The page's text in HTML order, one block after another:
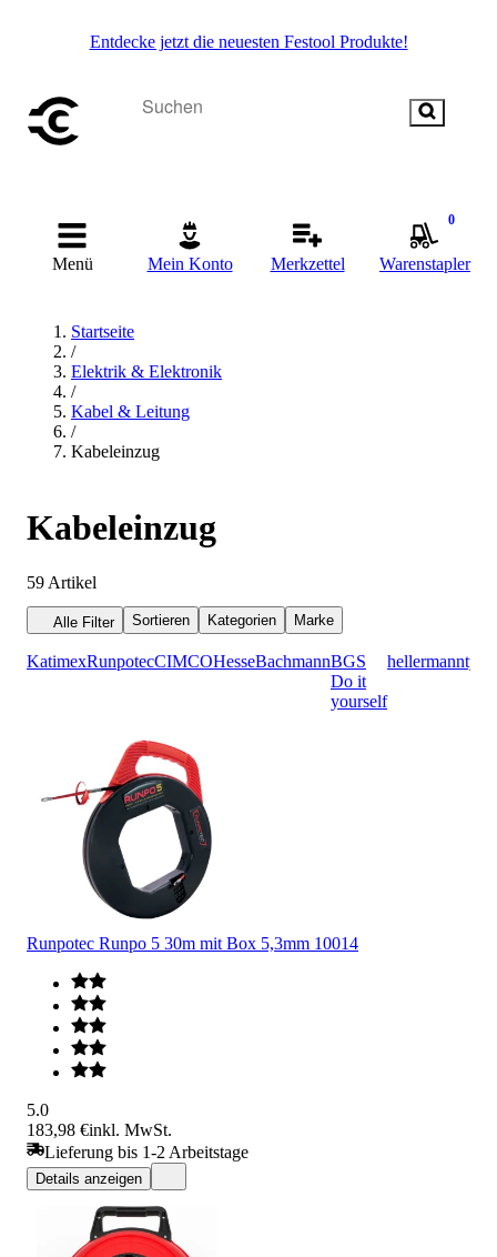
Entdecke jetzt die neuesten Festool Produkte!
Menü Mein Konto Merkzettel
0
Warenstapler
Startseite
/
Elektrik & Elektronik
/
Kabel & Leitung
/
Kabeleinzug
Kabeleinzug
59 Artikel
Alle Filter Sortieren Kategorien Marke
KatimexRunpotecCIMCOHesseBachmannBGS
Do it
yourself
Runpotec Runpo 5 30m mit Box 5,3mm 10014
5.0
183,98 €inkl. MwSt.
Lieferung bis 1-2 Arbeitstage
Details anzeigen